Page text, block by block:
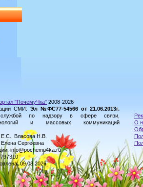
"ПочемуЧка" 2008-2026
СМИ: Эл №ФС77-54566 от 21.06.2013г.
службой по надзору в сфере связи,
и массовых коммуникаций
Власова Н.В.
Сергеевна
info@pochemu4ka.ru
09.08.2026
О